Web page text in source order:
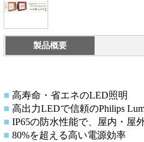
製品概要
■ 高寿命・省エネのLED照明
■ 高出力LEDで信頼のPhilips
■ IP65の防水性能で、屋内・屋
■ 80%を超える高い電源効率